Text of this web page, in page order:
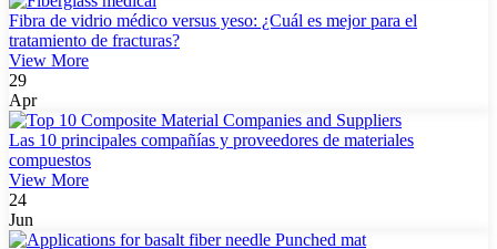
Fibra de vidrio médico versus yeso: ¿Cuál es mejor para el
tratamiento de fracturas?
View More
29
Apr
Las 10 principales compañías y proveedores de materiales
compuestos
View More
24
Jun